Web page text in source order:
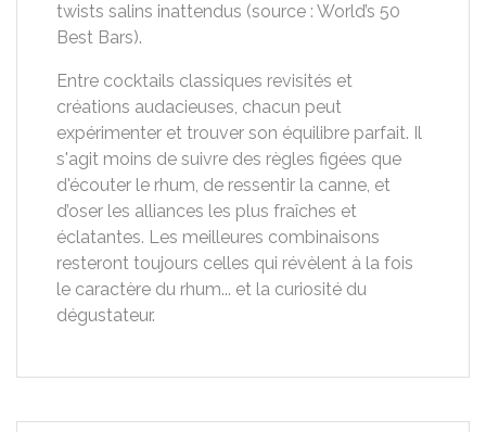
twists salins inattendus (source : World’s 50
Best Bars).
Entre cocktails classiques revisités et
créations audacieuses, chacun peut
expérimenter et trouver son équilibre parfait. Il
s'agit moins de suivre des règles figées que
d'écouter le rhum, de ressentir la canne, et
d’oser les alliances les plus fraîches et
éclatantes. Les meilleures combinaisons
resteront toujours celles qui révèlent à la fois
le caractère du rhum... et la curiosité du
dégustateur.